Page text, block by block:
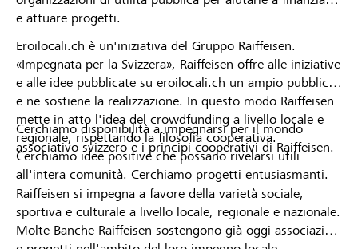
e attuare progetti.
Eroilocali.ch è un'iniziativa del Gruppo Raiffeisen.
«Impegnata per la Svizzera», Raiffeisen offre alle iniziative
e alle idee pubblicate su eroilocali.ch un ampio pubblico
e ne sostiene la realizzazione. In questo modo Raiffeisen
mette in atto l'idea del crowdfunding a livello locale e
regionale, rispettando la filosofia cooperativa.
Cerchiamo idee positive che possano rivelarsi utili
all'intera comunità. Cerchiamo progetti entusiasmanti.
Cerchiamo disponibilità a impegnarsi per il mondo
associativo svizzero e i principi cooperativi di Raiffeisen.
Raiffeisen si impegna a favore della varietà sociale,
sportiva e culturale a livello locale, regionale e nazionale.
Molte Banche Raiffeisen sostengono già oggi associazioni